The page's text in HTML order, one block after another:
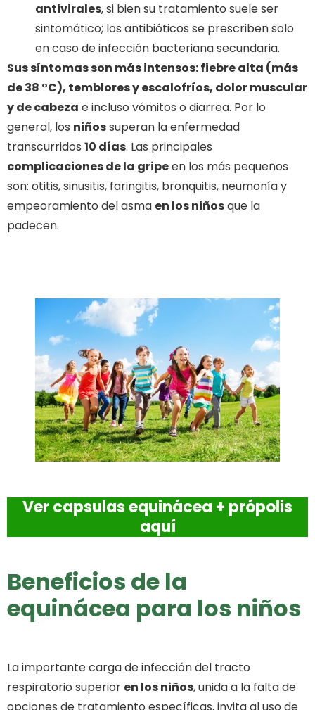
antivirales, si bien su tratamiento suele ser
sintomático; los antibióticos se prescriben solo
en caso de infección bacteriana secundaria.
Sus síntomas son más intensos: fiebre alta (más
de 38 °C), temblores y escalofríos, dolor muscular
y de cabeza e incluso vómitos o diarrea. Por lo
general, los niñossuperan la enfermedad
transcurridos 10 días. Las principales
complicaciones de la gripeen los más pequeños
son: otitis, sinusitis, faringitis, bronquitis, neumonía y
empeoramiento del asma en los niñosque la
padecen.
Ver capsulas equinácea + própolis
aquí
Beneficios de la
equinácea para los niños
La importante carga de infección del tracto
respiratorio superior en los niños, unida a la falta de